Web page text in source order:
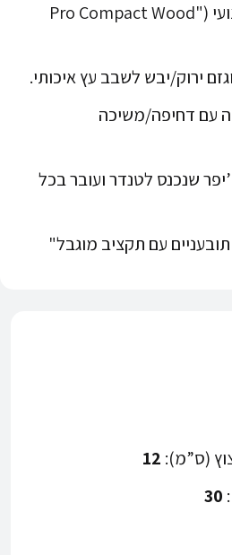
צ’יפר קומפקטי מקצועי ("Pro Compact Wood
ירוק/יבש לשבב עץ איכותי.​​
עם דחיפה/משיכה
שנכנס לטנדר ועובר בכל
עם תקציב מוגבל"
(ס”מ): 12
30